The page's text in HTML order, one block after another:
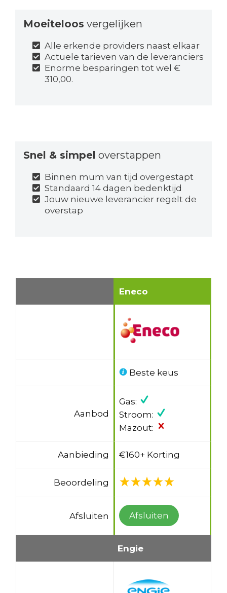
Moeiteloos vergelijken
Alle erkende providers naast elkaar
Actuele tarieven van de leveranciers
Enorme besparingen tot wel €
310,00.
Snel & simpel overstappen
Binnen mum van tijd overgestapt
Standaard 14 dagen bedenktijd
Jouw nieuwe leverancier regelt de
overstap
Eneco
Beste keus
Aanbod
Gas:
Stroom:
Mazout:
Aanbieding €160+ Korting
Beoordeling
Afsluiten Afsluiten
Engie